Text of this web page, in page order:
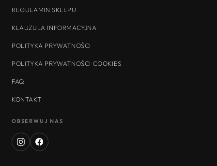
REGULAMIN SKLEPU
KLAUZULA INFORMACYJNA
POLITYKA PRYWATNOŚCI
POLITYKA PRYWATNOŚCI COOKIES
FAQ
KONTAKT
OBSERWUJ NAS
InstagramFacebook